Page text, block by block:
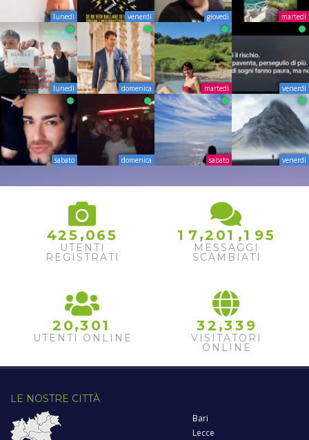
lunedì venerdì giovedì martedì
lunedì domenica martedì venerdì
sabato domenica sabato venerdì
425 ,065
UTENTI
REGISTRATI
1 7 ,2 01 ,1 95
6
MESSAGGI
SCAMBIATI
2 0,3 01
UTENTI ONLINE
32 ,33 9
VISITATORI
ONLINE
LE NOSTRE CITTÀ
Bari
Lecce